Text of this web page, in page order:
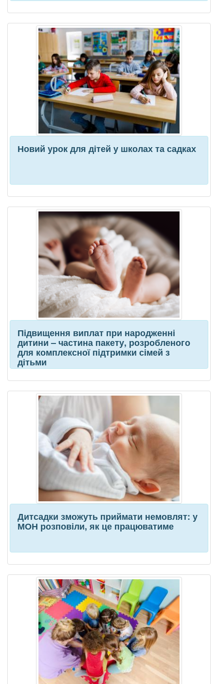
Новий урок для дітей у школах та садках
Підвищення виплат при народженні
дитини – частина пакету, розробленого
для комплексної підтримки сімей з
дітьми
Дитсадки зможуть приймати немовлят: у
МОН розповіли, як це працюватиме